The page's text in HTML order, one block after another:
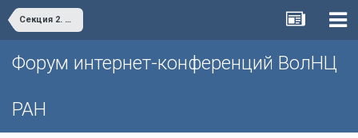
Секция 2. «Проблемы и перспективы пространственного развития территорий»
Форум интернет-конференций ВолНЦ
РАН